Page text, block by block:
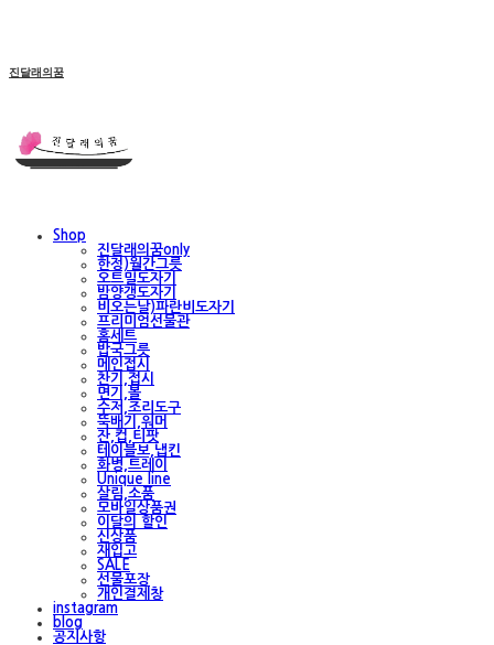
진달래의꿈
Shop
진달래의꿈only
한정)월간그릇
오트밀도자기
밤양갱도자기
비오는날)파란비도자기
프리미엄선물관
홈세트
밥국그릇
메인접시
찬기,접시
면기,볼
수저,조리도구
뚝배기,워머
잔,컵,티팟
테이블보,냅킨
화병,트레이
Unique line
살림,소품
모바일상품권
이달의 할인
신상품
재입고
SALE
선물포장
개인결제창
instagram
blog
공지사항